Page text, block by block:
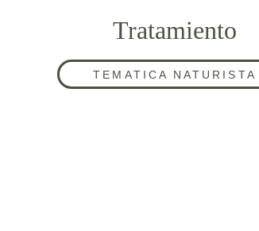
Tratamiento
TEMATICA NATURISTA